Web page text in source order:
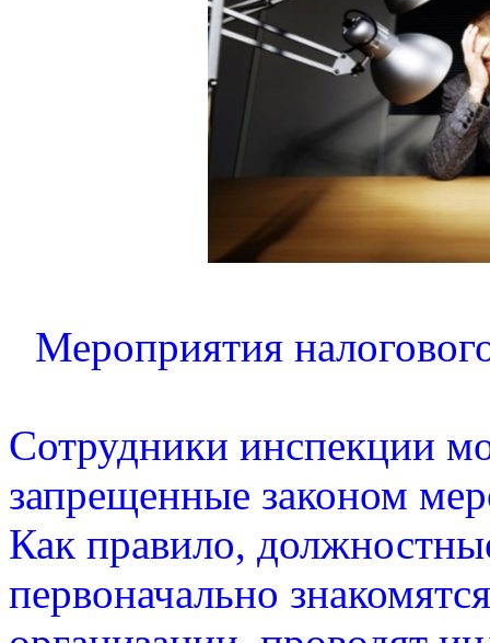
Мероприятия
Сотрудники инспекции
запрещенные законом
Как правило,
первоначально